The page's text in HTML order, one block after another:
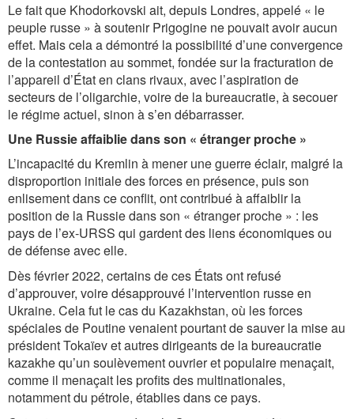
Le fait que Khodorkovski ait, depuis Londres, appelé « le
peuple russe » à soutenir Prigogine ne pouvait avoir aucun
effet. Mais cela a démontré la possibilité d’une convergence
de la contestation au sommet, fondée sur la fracturation de
l’appareil d’État en clans rivaux, avec l’aspiration de
secteurs de l’oligarchie, voire de la bureaucratie, à secouer
le régime actuel, sinon à s’en débarrasser.
Une Russie affaiblie dans son « étranger proche »
L’incapacité du Kremlin à mener une guerre éclair, malgré la
disproportion initiale des forces en présence, puis son
enlisement dans ce conflit, ont contribué à affaiblir la
position de la Russie dans son « étranger proche » : les
pays de l’ex-URSS qui gardent des liens économiques ou
de défense avec elle.
Dès février 2022, certains de ces États ont refusé
d’approuver, voire désapprouvé l’intervention russe en
Ukraine. Cela fut le cas du Kazakhstan, où les forces
spéciales de Poutine venaient pourtant de sauver la mise au
président Tokaïev et autres dirigeants de la bureaucratie
kazakhe qu’un soulèvement ouvrier et populaire menaçait,
comme il menaçait les profits des multinationales,
notamment du pétrole, établies dans ce pays.